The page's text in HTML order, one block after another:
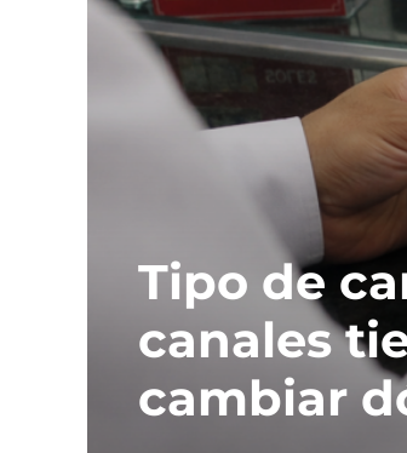
Tipo de
canales
cambiar